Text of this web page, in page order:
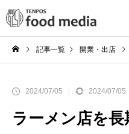
記事一覧 開業・出店
2024/07/05 2024/07/05
ラーメン店を